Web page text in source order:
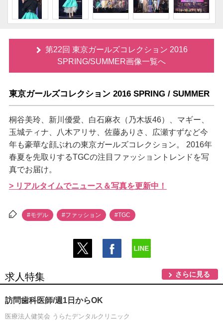
第22回 東京ガールズコレクション 2016
SPRING/SUMMER画像一覧へ
東京ガールズコレクション 2016 SPRING / SUMMER
桐谷美玲、新川優愛、白石麻衣（乃木坂46）、マギー、
玉城ティナ、八木アリサ、佐藤ありさ、広瀬すずなど今
年も豪華な顔ぶれの東京ガールズコレクション。 2016年
春夏を先取りするTGCの注目ファッショントレンドを写
真でお届け。
> リアルタイムでニュース＆写真を更新中！
#モデル #ファッション #TGC
求人特集 さらに見る
訪問歯科医師/週1日からOK
医療法人健笑会 うらたデンタルクリニック